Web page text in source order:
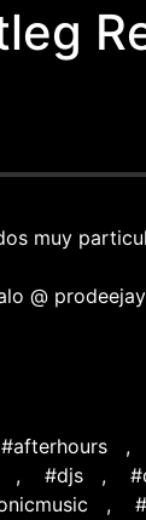
muy
@
#afterhours ,
, #djs ,
,